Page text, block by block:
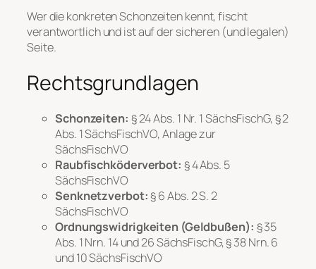
Wer die konkreten Schonzeiten kennt, fischt
verantwortlich und ist auf der sicheren (und legalen)
Seite.
Rechtsgrundlagen
Schonzeiten: § 24 Abs. 1 Nr. 1 SächsFischG, § 2
Abs. 1 SächsFischVO, Anlage zur
SächsFischVO
Raubfischköderverbot: § 4 Abs. 5
SächsFischVO
Senknetzverbot:§ 6 Abs. 2 S. 2
SächsFischVO
Ordnungswidrigkeiten (Geldbußen): § 35
Abs. 1 Nrn. 14 und 26 SächsFischG, § 38 Nrn. 6
und 10 SächsFischVO